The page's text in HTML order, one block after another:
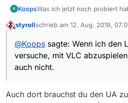
K KoopsWas ich jetzt noch probiert
abzuspielen, funktioniert es
alles anschauen, wie den
styrollschrieb am 12. Aug. 2019,
zuletzt editiert von
@Koops sagte: Wenn ich den
versuche, mit VLC
auch nicht.
Auch dort brauchst du den UA